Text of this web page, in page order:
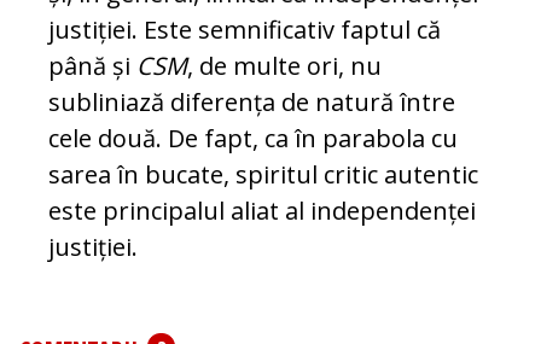
justiției. Es­te semnificativ faptul că
până și CSM, de multe ori, nu
subliniază diferența de natură în­tre
cele două. De fapt, ca în parabola cu
sa­rea în bucate, spiritul critic autentic
este prin­cipalul aliat al independenței
justiției.